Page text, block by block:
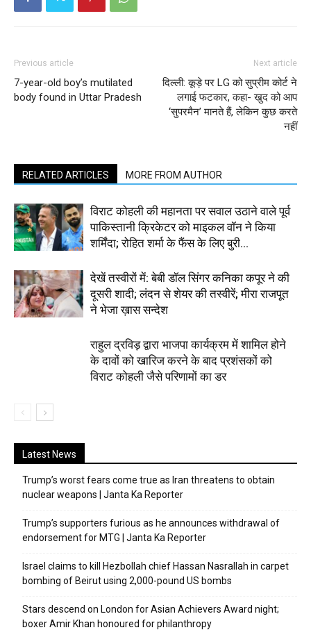
Previous article
7-year-old boy’s mutilated
body found in Uttar Pradesh
Next article
दिल्ली: कूड़े पर LG को सुप्रीम कोर्ट ने
लगाई फटकार, कहा- खुद को आप
‘सुपरमैन’ मानते हैं, लेकिन कुछ करते
नहीं
RELATED ARTICLES MORE FROM AUTHOR
विराट कोहली की महानता पर सवाल उठाने वाले पूर्व
पाकिस्तानी क्रिकेटर को माइकल वॉन ने किया
शर्मिंदा; रोहित शर्मा के फैंस के लिए बुरी...
देखें तस्वीरों में: बेबी डॉल सिंगर कनिका कपूर ने की
दूसरी शादी; लंदन से शेयर की तस्वीरें; मीरा राजपूत
ने भेजा ख़ास सन्देश
राहुल द्रविड़ द्वारा भाजपा कार्यक्रम में शामिल होने
के दावों को खारिज करने के बाद प्रशंसकों को
विराट कोहली जैसे परिणामों का डर
Latest News
Trump’s worst fears come true as Iran threatens to obtain
nuclear weapons | Janta Ka Reporter
Trump’s supporters furious as he announces withdrawal of
endorsement for MTG | Janta Ka Reporter
Israel claims to kill Hezbollah chief Hassan Nasrallah in carpet
bombing of Beirut using 2,000-pound US bombs
Stars descend on London for Asian Achievers Award night;
boxer Amir Khan honoured for philanthropy